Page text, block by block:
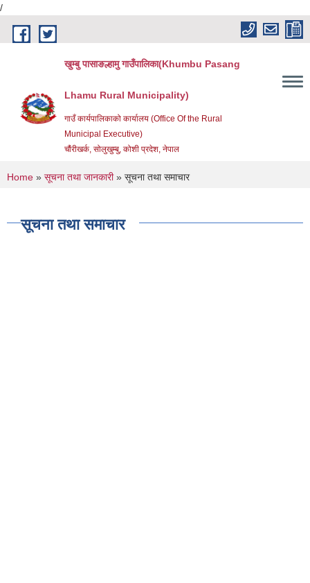
/
Skip to main content
खुम्बु पासाङल्हामु गाउँपालिका(Khumbu Pasang
Lhamu Rural Municipality)
गाउँ कार्यपालिकाको कार्यालय (Office Of the Rural
Municipal Executive)
चौंरीखर्क, सोलुखुम्बु, कोशी प्रदेश, नेपाल
You are here
Home » सूचना तथा जानकारी» सूचना तथा समाचार
सूचना तथा समाचार